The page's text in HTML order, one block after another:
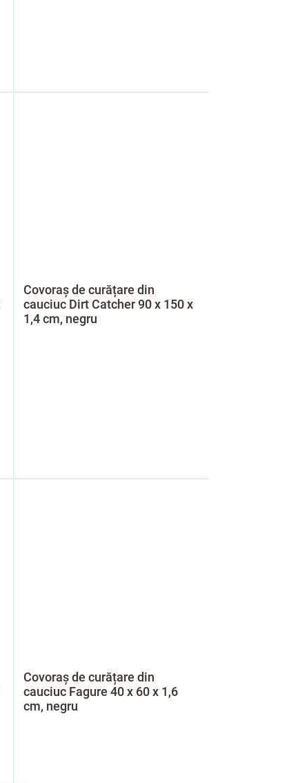
Covoraș de curățare din
cauciuc Dirt Catcher 90 x 150 x
1,4 cm, negru
Covoraș de curățare din
cauciuc Fagure 40 x 60 x 1,6
cm, negru